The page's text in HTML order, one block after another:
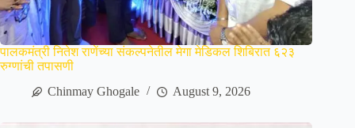
पालकमंत्री नितेश राणेंच्या संकल्पनेतील मेगा मेडिकल शिबिरात ६२३
रुग्णांची तपासणी
Chinmay Ghogale
August 9, 2026